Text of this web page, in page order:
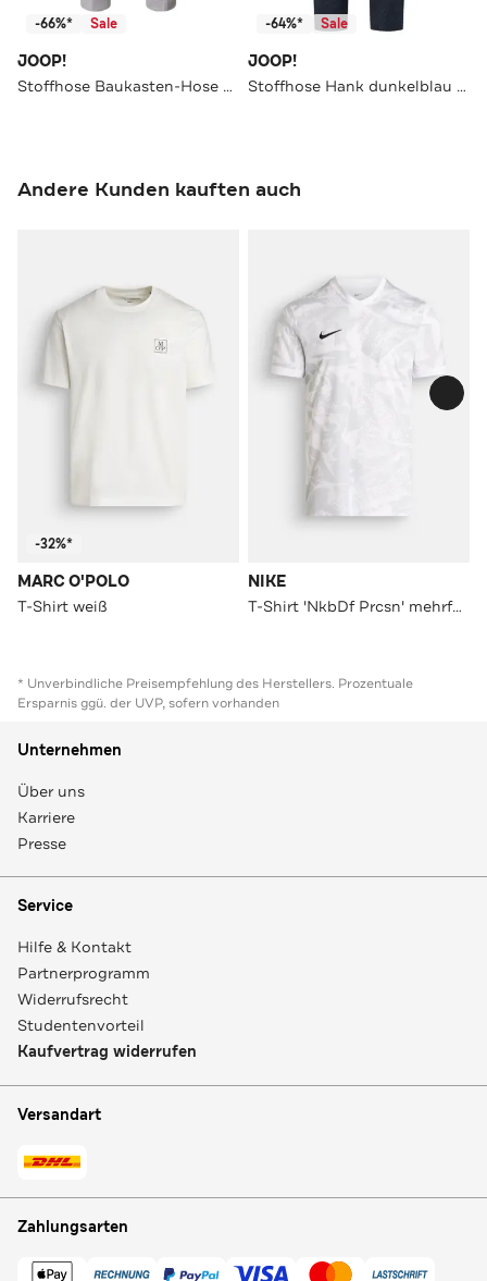
-66%* Sale
JOOP!
Stoffhose Baukasten-Hose Randar in Hellgrau meliert hellgrau meliert Slim
-64%* Sale
JOOP!
Stoffhose Hank dunkelblau meliert Slim
Andere Kunden kauften auch
-32%*
MARC O'POLO
T-Shirt weiß
NIKE
T-Shirt 'NkbDf Prcsn' mehrfarbig
* Unverbindliche Preisempfehlung des Herstellers. Prozentuale
Ersparnis ggü. der UVP, sofern vorhanden
Unternehmen
Über uns
Karriere
Presse
Service
Hilfe & Kontakt
Partnerprogramm
Widerrufsrecht
Studentenvorteil
Kaufvertrag widerrufen
Versandart
Zahlungsarten